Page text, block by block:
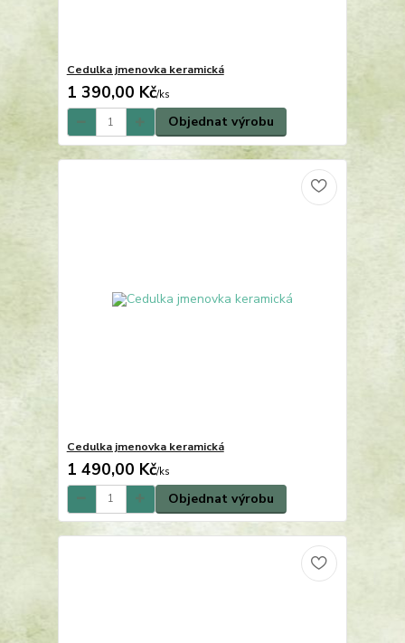
Cedulka jmenovka keramická
1 390,00 Kč/ks
Objednat výrobu
Cedulka jmenovka keramická
1 490,00 Kč/ks
Objednat výrobu